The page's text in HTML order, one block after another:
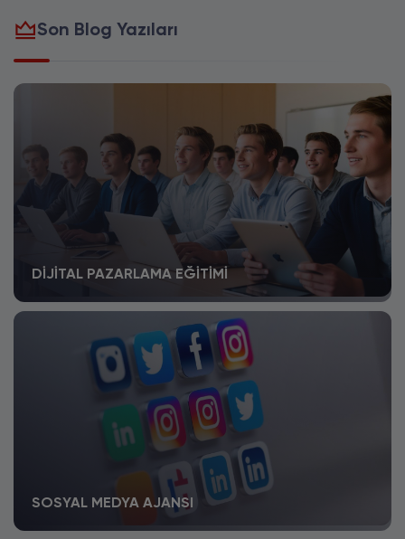
Son Blog Yazıları
DIJITAL PAZARLAMA EĞITIMI
SOSYAL MEDYA AJANSI